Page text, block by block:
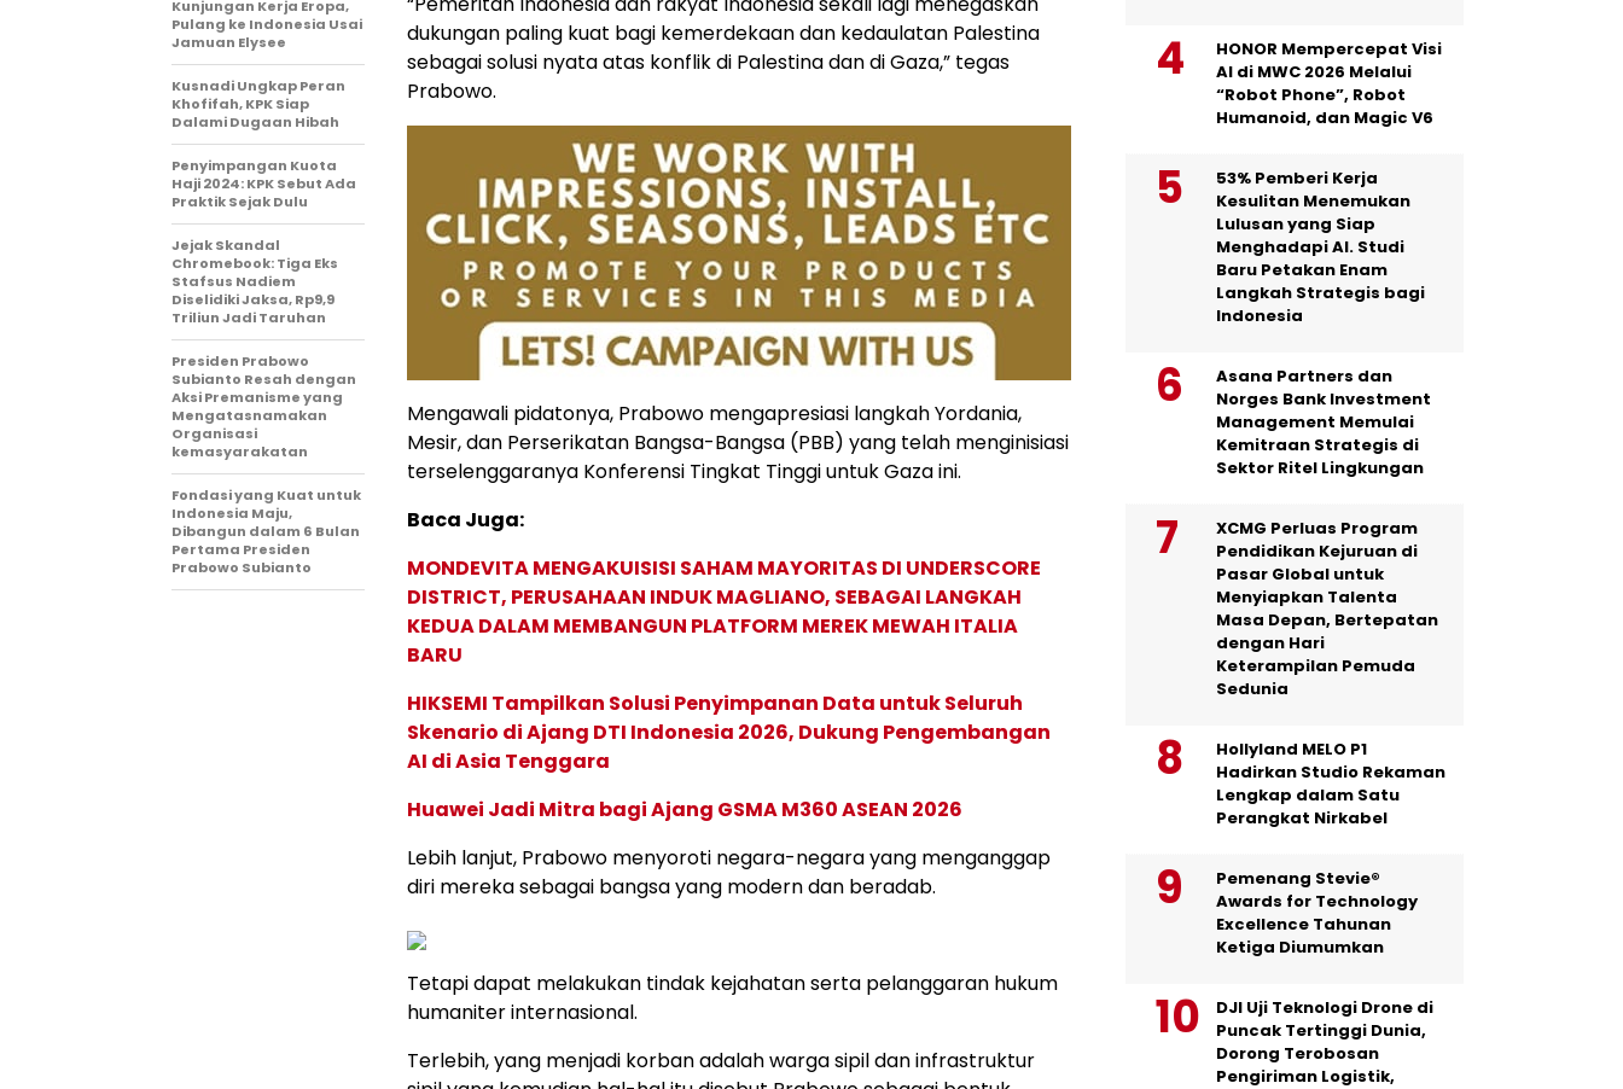
dukungan paling kuat bagi kemerdekaan dan kedaulatan Palestina
sebagai solusi nyata atas konflik di Palestina dan di Gaza,” tegas
Prabowo.
Mengawali pidatonya, Prabowo mengapresiasi langkah Yordania,
Mesir, dan Perserikatan Bangsa-Bangsa (PBB) yang telah menginisiasi
terselenggaranya Konferensi Tingkat Tinggi untuk Gaza ini.
Baca Juga:
MONDEVITA MENGAKUISISI SAHAM MAYORITAS DI UNDERSCORE
DISTRICT, PERUSAHAAN INDUK MAGLIANO, SEBAGAI LANGKAH
KEDUA DALAM MEMBANGUN PLATFORM MEREK MEWAH ITALIA
BARU
HIKSEMI Tampilkan Solusi Penyimpanan Data untuk Seluruh
Skenario di Ajang DTI Indonesia 2026, Dukung Pengembangan
AI di Asia Tenggara
Huawei Jadi Mitra bagi Ajang GSMA M360 ASEAN 2026
Lebih lanjut, Prabowo menyoroti negara-negara yang menganggap
diri mereka sebagai bangsa yang modern dan beradab.
Tetapi dapat melakukan tindak kejahatan serta pelanggaran hukum
humaniter internasional.
Terlebih, yang menjadi korban adalah warga sipil dan infrastruktur
Kunjungan Kerja Eropa,
Pulang ke Indonesia Usai
Jamuan Elysee
Kusnadi Ungkap Peran
Khofifah, KPK Siap
Dalami Dugaan Hibah
Penyimpangan Kuota
Haji 2024: KPK Sebut Ada
Praktik Sejak Dulu
Jejak Skandal
Chromebook: Tiga Eks
Stafsus Nadiem
Diselidiki Jaksa, Rp9,9
Triliun Jadi Taruhan
Presiden Prabowo
Subianto Resah dengan
Aksi Premanisme yang
Mengatasnamakan
Organisasi
kemasyarakatan
Fondasi yang Kuat untuk
Indonesia Maju,
Dibangun dalam 6 Bulan
Pertama Presiden
Prabowo Subianto
HONOR Mempercepat Visi
AI di MWC 2026 Melalui
“Robot Phone”, Robot
Humanoid, dan Magic V6
53% Pemberi Kerja
Kesulitan Menemukan
Lulusan yang Siap
Menghadapi AI. Studi
Baru Petakan Enam
Langkah Strategis bagi
Indonesia
Asana Partners dan
Norges Bank Investment
Management Memulai
Kemitraan Strategis di
Sektor Ritel Lingkungan
XCMG Perluas Program
Pendidikan Kejuruan di
Pasar Global untuk
Menyiapkan Talenta
Masa Depan, Bertepatan
dengan Hari
Keterampilan Pemuda
Sedunia
Hollyland MELO P1
Hadirkan Studio Rekaman
Lengkap dalam Satu
Perangkat Nirkabel
Pemenang Stevie®
Awards for Technology
Excellence Tahunan
Ketiga Diumumkan
DJI Uji Teknologi Drone di
Puncak Tertinggi Dunia,
Dorong Terobosan
Pengiriman Logistik,